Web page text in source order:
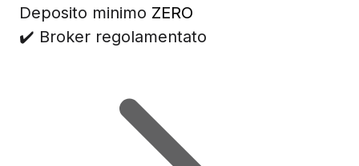
Deposito minimo ZERO
✔️ Broker regolamentato